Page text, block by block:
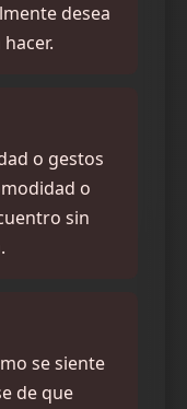
desea
o gestos
o
sin
se siente
de que